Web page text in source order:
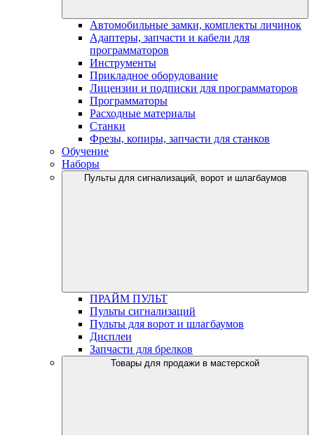
Автомобильные замки, комплекты личинок
Адаптеры, запчасти и кабели для
программаторов
Инструменты
Прикладное оборудование
Лицензии и подписки для программаторов
Программаторы
Расходные материалы
Станки
Фрезы, копиры, запчасти для станков
Обучение
Наборы
Пульты для сигнализаций, ворот и шлагбаумов
ПРАЙМ ПУЛЬТ
Пульты сигнализаций
Пульты для ворот и шлагбаумов
Дисплеи
Запчасти для брелков
Товары для продажи в мастерской